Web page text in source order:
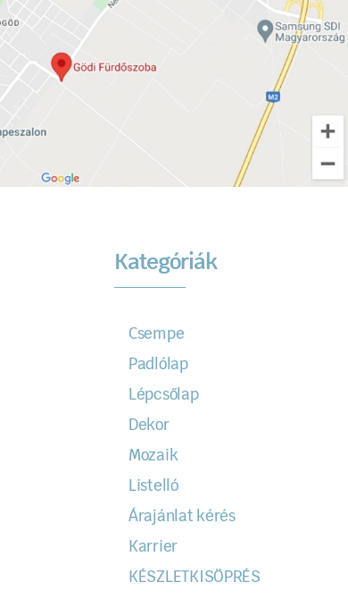
Kategóriák
Csempe
Padlólap
Lépcsőlap
Dekor
Mozaik
Listelló
Árajánlat kérés
Karrier
KÉSZLETKISÖPRÉS